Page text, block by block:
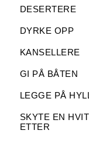
DESERTERE
DYRKE OPP
KANSELLERE
GI PÅ BÅTEN
LEGGE PÅ
SKYTE EN
ETTER